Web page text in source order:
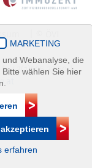
+43(1)505 32 50 |
MARKETING
Webanalyse, die
wählen Sie hier
erfahren